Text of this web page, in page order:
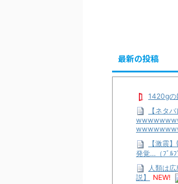
最新の投稿
1420gの
【ネタ
【激震
発覚…（ﾌﾞﾙ
人類は
説】
NEW!